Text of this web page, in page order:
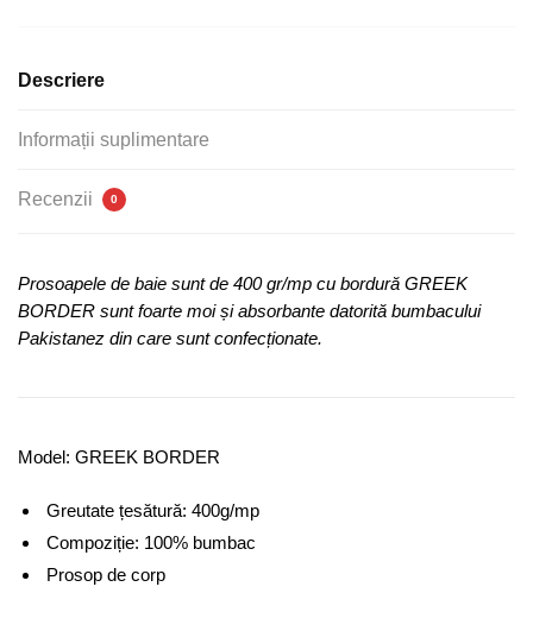
Greek
Descriere
Informații suplimentare
Recenzii 0
Prosoapele de baie sunt de 400 gr/mp cu bordură GREEK
BORDER sunt foarte moi și absorbante datorită bumbacului
Pakistanez din care sunt confecționate.
Model: GREEK BORDER
Greutate țesătură: 400g/mp
Compoziție: 100% bumbac
Prosop de corp